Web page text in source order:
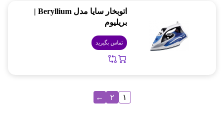
اتوبخار سایا مدل Beryllium |
بریلیوم
تماس بگیرید
۱ ۲ ←